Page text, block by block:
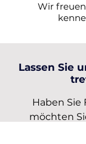
Wir
Lassen Sie
Haben Sie
möchten